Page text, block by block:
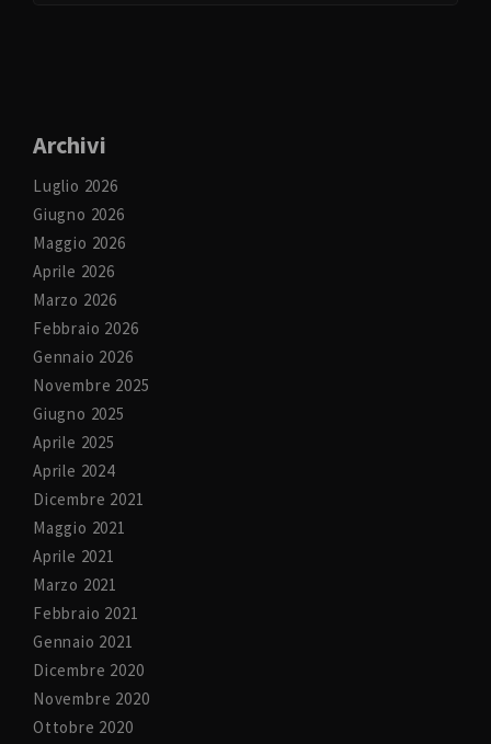
Archivi
Luglio 2026
Giugno 2026
Maggio 2026
Aprile 2026
Marzo 2026
Febbraio 2026
Gennaio 2026
Novembre 2025
Giugno 2025
Aprile 2025
Aprile 2024
Dicembre 2021
Maggio 2021
Aprile 2021
Marzo 2021
Febbraio 2021
Gennaio 2021
Dicembre 2020
Novembre 2020
Ottobre 2020